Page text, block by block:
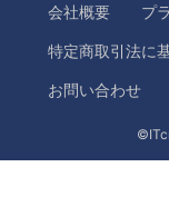
会社概要 プ
特定商取引法に
お問い合わせ